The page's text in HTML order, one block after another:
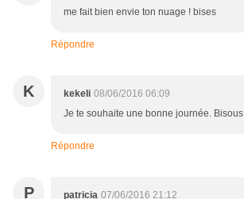
me fait bien envie ton nuage ! bises
Répondre
K kekeli 08/06/2016 06:09
Je te souhaite une bonne journée. Bisous
Répondre
P patricia 07/06/2016 21:12